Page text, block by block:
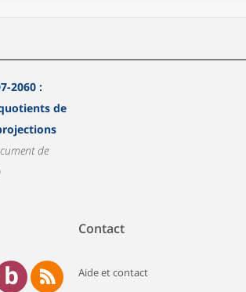
2060 :
de
de
Contact
Aide et contact